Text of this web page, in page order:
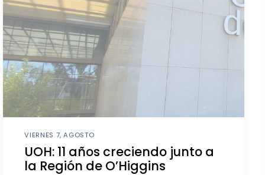
VIERNES 7, AGOSTO
UOH: 11 años creciendo junto a
la Región de O’Higgins